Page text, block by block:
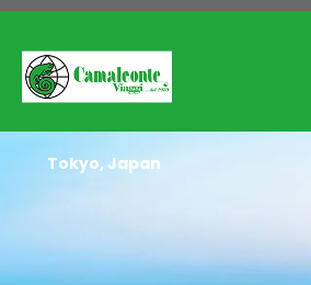
Tokyo, Japan